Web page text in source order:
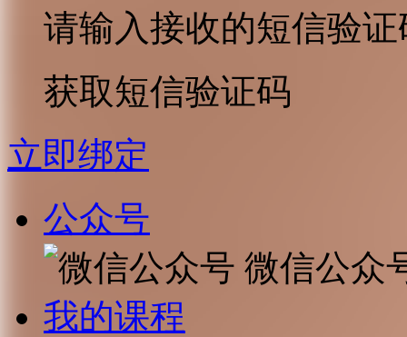
请输入接收的短信验证
获取短信验证码
立即绑定
公众号
微信公众
我的课程